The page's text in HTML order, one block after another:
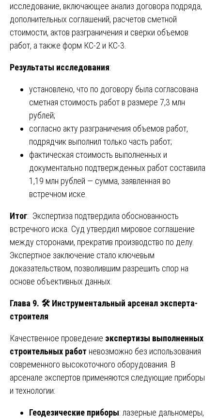
исследование, включающее анализ договора подряда,
дополнительных соглашений, расчетов сметной
стоимости, актов разграничения и сверки объемов
работ, а также форм КС-2 и КС-3.
Результаты исследования:
установлено, что по договору была согласована
сметная стоимость работ в размере 7,3 млн
рублей;
согласно акту разграничения объемов работ,
подрядчик выполнил только часть работ;
фактическая стоимость выполненных и
документально подтвержденных работ составила
1,19 млн рублей — сумма, заявленная во
встречном иске.
Итог: Экспертиза подтвердила обоснованность
встречного иска. Суд утвердил мировое соглашение
между сторонами, прекратив производство по делу.
Экспертное заключение стало ключевым
доказательством, позволившим разрешить спор на
основе объективных данных.
Глава 9. 🛠 ️ Инструментальный арсенал эксперта-
строителя
Качественное проведение экспертизы выполненных
строительных работ невозможно без использования
современного высокоточного оборудования. В
арсенале экспертов применяются следующие приборы
и технологии:
Геодезические приборы: лазерные дальномеры,